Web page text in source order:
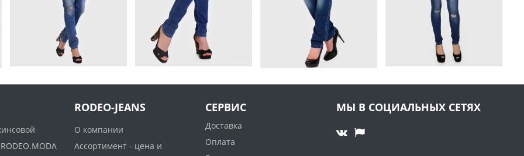
RODEO-JEANS
О компании
Ассортимент - цена и
СЕРВИС
Доставка
Оплата
МЫ В СОЦИАЛЬНЫХ СЕТЯХ